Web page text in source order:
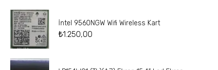
İntel 9560NGW Wifi Wireless Kart
₺1.250,00